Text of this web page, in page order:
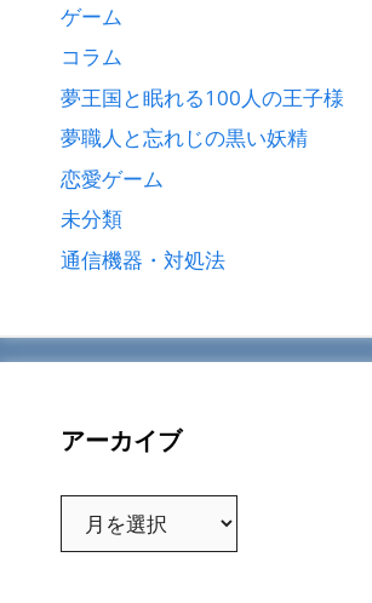
ゲーム
コラム
夢王国と眠れる100人の王子様
夢職人と忘れじの黒い妖精
恋愛ゲーム
未分類
通信機器・対処法
アーカイブ